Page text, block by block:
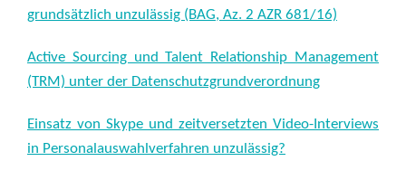
grundsätzlich unzulässig (BAG, Az. 2 AZR 681/16)
Active Sourcing und Talent Relationship Management
(TRM) unter der Datenschutzgrundverordnung
Einsatz von Skype und zeitversetzten Video-Interviews
in Personalauswahlverfahren unzulässig?